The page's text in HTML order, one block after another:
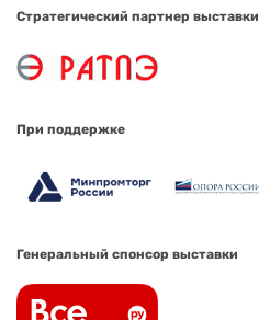
Стратегический партнер выставки
При поддержке
Генеральный спонсор выставки